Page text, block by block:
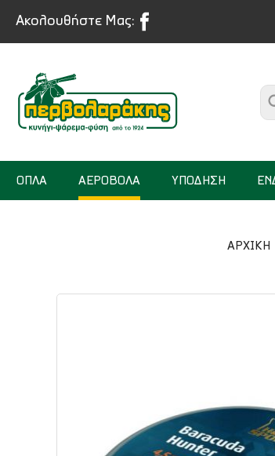
Ακολουθήστε Μας:
ΟΠΛΑ ΑΕΡΟΒΟΛΑ ΥΠΟΔΗΣΗ
ΑΡΧΙΚΉ